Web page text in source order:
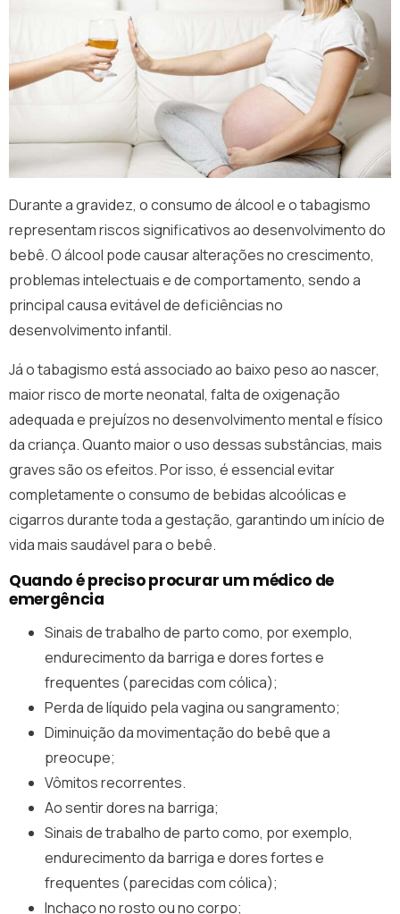
Durante a gravidez, o consumo de álcool e o tabagismo
representam riscos significativos ao desenvolvimento do
bebê. O álcool pode causar alterações no crescimento,
problemas intelectuais e de comportamento, sendo a
principal causa evitável de deficiências no
desenvolvimento infantil.
Já o tabagismo está associado ao baixo peso ao nascer,
maior risco de morte neonatal, falta de oxigenação
adequada e prejuízos no desenvolvimento mental e físico
da criança. Quanto maior o uso dessas substâncias, mais
graves são os efeitos. Por isso, é essencial evitar
completamente o consumo de bebidas alcoólicas e
cigarros durante toda a gestação, garantindo um início de
vida mais saudável para o bebê.
Quando é preciso procurar um médico de
emergência
Sinais de trabalho de parto como, por exemplo,
endurecimento da barriga e dores fortes e
frequentes (parecidas com cólica);
Perda de líquido pela vagina ou sangramento;
Diminuição da movimentação do bebê que a
preocupe;
Vômitos recorrentes.
Ao sentir dores na barriga;
Sinais de trabalho de parto como, por exemplo,
endurecimento da barriga e dores fortes e
frequentes (parecidas com cólica);
Inchaço no rosto ou no corpo;